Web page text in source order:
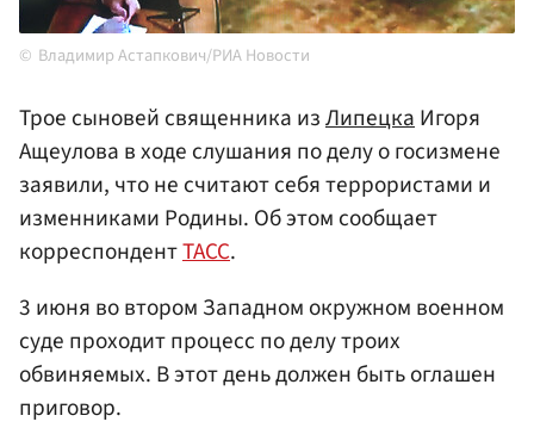
Владимир Астапкович/РИА Новости
Трое сыновей священника изЛипецкаИгоря
Ащеулова в ходе слушания по делу о госизмене
заявили, что не считают себя террористами и
изменниками Родины. Об этом сообщает
корреспондентТАСС.
3 июня во втором Западном окружном военном
суде проходит процесс по делу троих
обвиняемых. В этот день должен быть оглашен
приговор.